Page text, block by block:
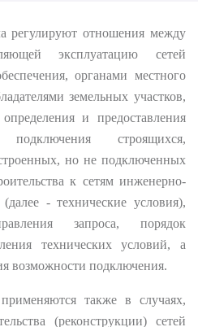
регулируют отношения между
эксплуатацию сетей
органами местного
земельных участков,
и предоставления
строящихся,
но не подключенных
к сетям инженерно-
(далее - технические условия),
запроса, порядок
технических условий, а
возможности подключения.
также в случаях,
(реконструкции) сетей